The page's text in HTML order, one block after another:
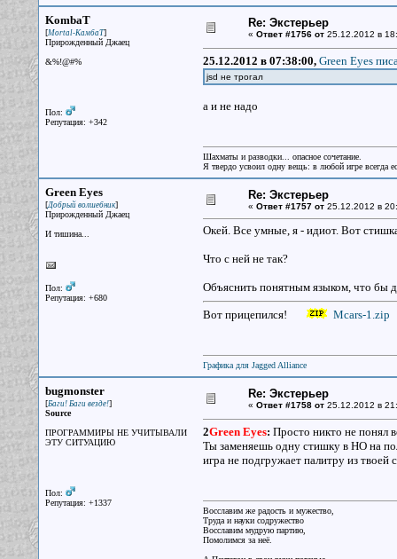
KombaT
[Mortal-КамбаТ]
Прирожденный Джаец
&%!@#%
Пол:
Репутация: +342
Re: Экстерьер
« Ответ #1756 от25.12.2012 в
25.12.2012 в 07:38:00, Green Eyes
jsd не трогал
а и не надо
Шахматы и разводки... опасное сочетание.
Я твердо усвоил одну вещь: в любой игре всегда
Green Eyes
[Добрый волшебник]
Прирожденный Джаец
И тишина...
Пол:
Репутация: +680
Re: Экстерьер
« Ответ #1757 от25.12.2012 в
Окей. Все умные, я - идиот. Вот
Что с ней не так?
Объяснить понятным языком, что бы
Вот прицепился! Mcars-1.zip
Графика для Jagged Alliance
bugmonster
[Баги! Баги везде!]
Source
ПРОГРАММИРЫ НЕ УЧИТЫВАЛИ
ЭТУ СИТУАЦИЮ
Пол:
Репутация: +1337
Re: Экстерьер
« Ответ #1758 от25.12.2012 в
2Green Eyes: Просто никто не понял
Ты заменяешь одну стишку в НО на
игра не подгружает палитру из
Восславим же радость и мужество,
Труда и науки содружество
Восславим мудрую партию,
Помолимся за неё.